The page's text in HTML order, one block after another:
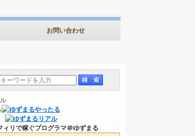
お問い合わせ
ィリで稼ぐプログラマ＠ゆずまる